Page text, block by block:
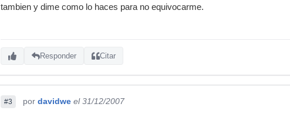
tambien y dime como lo haces para no equivocarme.
Responder Citar
#3 por davidwe el 31/12/2007